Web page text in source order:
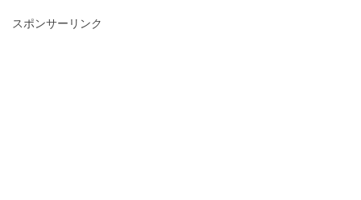
スポンサーリンク